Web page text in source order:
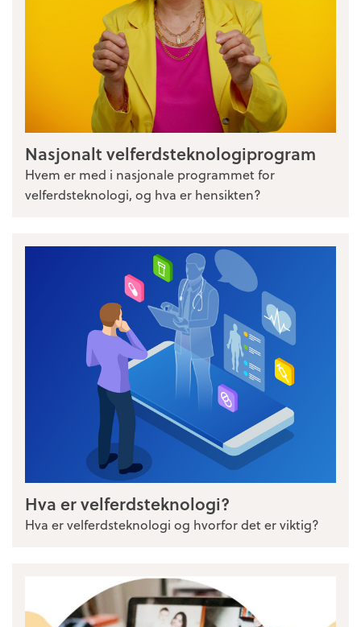
Nasjonalt velferdsteknologiprogram
Hvem er med i nasjonale programmet for
velferdsteknologi, og hva er hensikten?
Hva er velferdsteknologi?
Hva er velferdsteknologi og hvorfor det er viktig?